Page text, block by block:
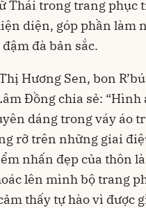
Thái trong trang phục
diện, góp phần làm
đà bản sắc.
Hương Sen, bon
Đồng chia sẻ:
dáng trong váy áo
rỡ trên những giai
nhấn đẹp của thôn
lên mình bộ trang
thấy tự hào vì được